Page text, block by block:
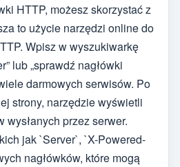
HTTP, możesz skorzystać z
to użycie narzędzi online do
Wpisz w wyszukiwarkę
lub „sprawdź nagłówki
darmowych serwisów. Po
strony, narzędzie wyświetli
wysłanych przez serwer.
jak `Server`, `X-Powered-
nagłówków, które mogą